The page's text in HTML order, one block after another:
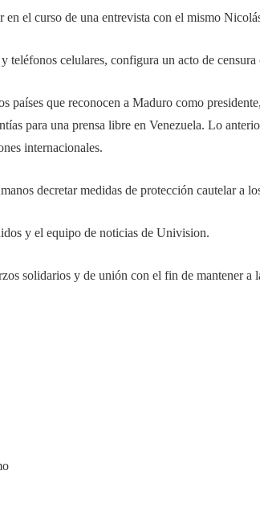
en el curso de una entrevista con el mismo
celulares, configura un acto de
que reconocen a Maduro como
para una prensa libre en Venezuela. Lo
internacionales.
decretar medidas de protección cautelar a
y el equipo de noticias de Univision.
solidarios y de unión con el fin de mantener